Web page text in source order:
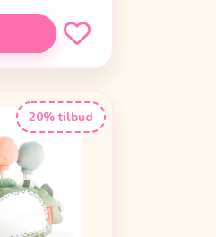
20% tilbud